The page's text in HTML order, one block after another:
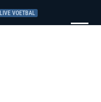
LIVE VOETBAL